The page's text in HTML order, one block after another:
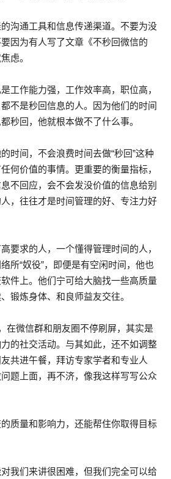
沟通工具和信息传递渠道。不要为没
因为有人写了文章《不秒回微信的
虑。
工作能力强，工作效率高，职位高，
不是秒回信息的人。因为他们的时间
秒回，他就根本做不了什么事。
时间，不会浪费时间去做“秒回”这种
何价值的事情。更重要的衡量指标，
不回应，会不会发没价值的信息给别
，往往才是时间管理的好、专注力好
要求的人，一个懂得管理时间的人，
所“奴役”，即便是有空闲时间，他也
件上。他们宁可给大脑找一些高质量
锻炼身体、和良师益友交往。
在微信群和朋友圈不停刷屏，其实是
的社交活动。与其如此，还不如调整
共进午餐，拜访专家学者和专业人
题上面，再不济，像我这样写写公众
质量和影响力，还能帮住你取得目标
我们来讲很困难，但我们完全可以给